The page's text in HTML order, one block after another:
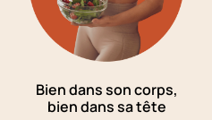
Bien dans son corps,
bien dans sa tête